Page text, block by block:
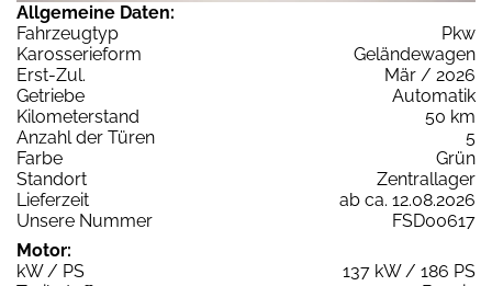
Allgemeine Daten:
Fahrzeugtyp
Pkw
Karosserieform
Geländewagen
Erst-Zul.
Mär / 2026
Getriebe
Automatik
Kilometerstand
50 km
Anzahl der Türen
5
Farbe
Grün
Standort
Zentrallager
Lieferzeit
ab ca. 12.08.2026
Unsere Nummer
FSD00617
Motor:
kW / PS
137 kW / 186 PS